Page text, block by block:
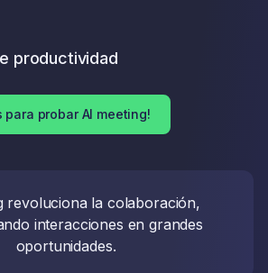
productividad
para probar AI meeting!
revoluciona la colaboración,
interacciones en grandes
oportunidades.